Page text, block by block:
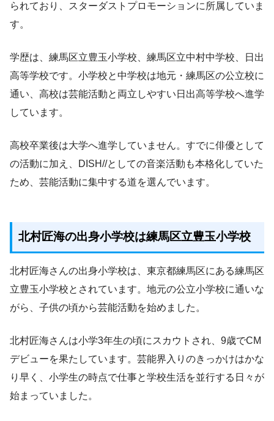
られており、スターダストプロモーションに所属していま
す。
学歴は、練馬区立豊玉小学校、練馬区立中村中学校、日出
高等学校です。小学校と中学校は地元・練馬区の公立校に
通い、高校は芸能活動と両立しやすい日出高等学校へ進学
しています。
高校卒業後は大学へ進学していません。すでに俳優として
の活動に加え、DISH//としての音楽活動も本格化していた
ため、芸能活動に集中する道を選んでいます。
北村匠海の出身小学校は練馬区立豊玉小学校
北村匠海さんの出身小学校は、東京都練馬区にある練馬区
立豊玉小学校とされています。地元の公立小学校に通いな
がら、子供の頃から芸能活動を始めました。
北村匠海さんは小学3年生の頃にスカウトされ、9歳でCM
デビューを果たしています。芸能界入りのきっかけはかな
り早く、小学生の時点で仕事と学校生活を並行する日々が
始まっていました。